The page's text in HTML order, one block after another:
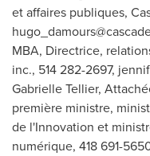
et affaires publiques,
MBA, Directrice,
inc., 514 282-2697,
Gabrielle Tellier,
première ministre,
de l'Innovation et
numérique, 418 691-